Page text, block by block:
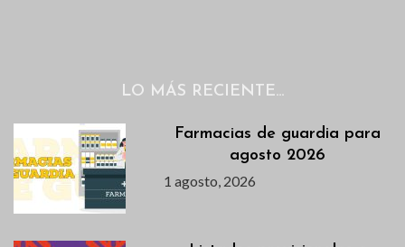
LO MÁS RECIENTE…
Farmacias de guardia para
agosto 2026
1 agosto, 2026